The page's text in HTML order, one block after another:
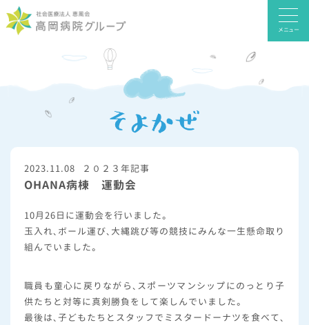
メニュー
2023.11.08 ２０２３年記事
OHANA病棟 運動会
10月26日に運動会を行いました。
玉入れ、ボール運び、大縄跳び等の競技にみんな一生懸命取り
組んでいました。
職員も童心に戻りながら、スポーツマンシップにのっとり子
供たちと対等に真剣勝負をして楽しんでいました。
最後は、子どもたちとスタッフでミスタードーナツを食べて、